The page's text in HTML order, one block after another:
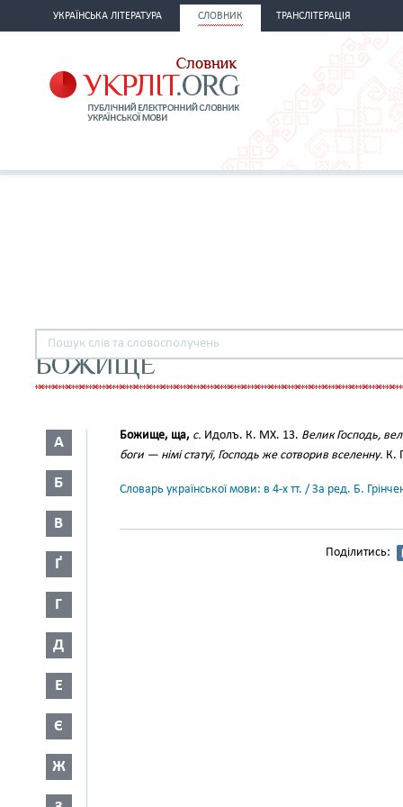
УКРАЇНСЬКА ЛІТЕРАТУРА СЛОВНИК ТРАНСЛІТЕРАЦІЯ
БОЖИЩЕ
А
Б
В
Ґ
Г
Д
Е
Є
Ж
Божище, ща, с. Идолъ. К. МХ. 13. Велик Господь,
боги — німі статуї, Господь же сотворив вселенну. К.
Словарь української мови: в 4-х тт. / За ред. Б.
Поділитись: